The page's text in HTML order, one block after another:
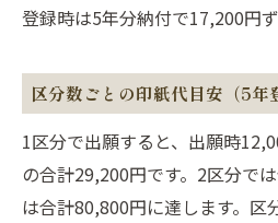
登録時は5年分納付で17,200円
区分数ごとの印紙代目安（5年
1区分で出願すると、出願時
の合計29,200円です。2区分で
は合計80,800円に達します。区